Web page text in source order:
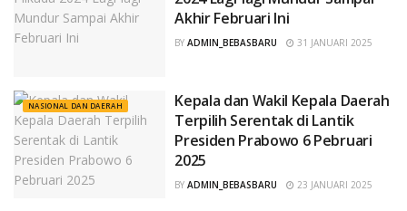
Akhir Februari Ini
BY ADMIN_BEBASBARU 31 JANUARI 2025
NASIONAL DAN DAERAH
Kepala dan Wakil Kepala Daerah
Terpilih Serentak di Lantik
Presiden Prabowo 6 Pebruari
2025
BY ADMIN_BEBASBARU 23 JANUARI 2025